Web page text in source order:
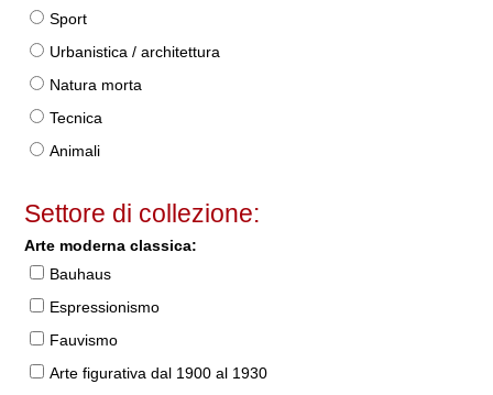
Sport
Urbanistica / architettura
Natura morta
Tecnica
Animali
Settore di collezione:
Arte moderna classica:
Bauhaus
Espressionismo
Fauvismo
Arte figurativa dal 1900 al 1930